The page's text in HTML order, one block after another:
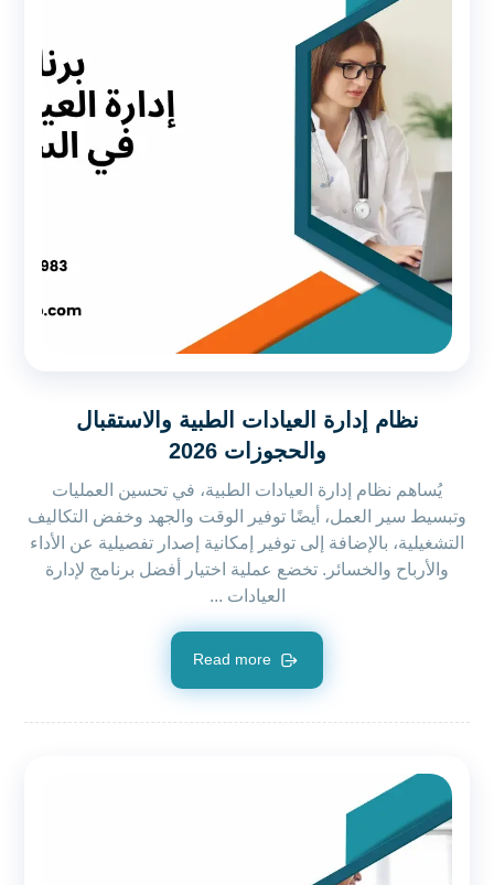
نظام إدارة العيادات الطبية والاستقبال
والحجوزات 2026
يُساهم نظام إدارة العيادات الطبية، في تحسين العمليات
وتبسيط سير العمل، أيضًا توفير الوقت والجهد وخفض التكاليف
التشغيلية، بالإضافة إلى توفير إمكانية إصدار تفصيلية عن الأداء
والأرباح والخسائر. تخضع عملية اختيار أفضل برنامج لإدارة
العيادات ...
Read more